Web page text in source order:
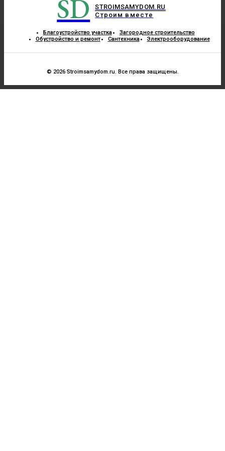
SD
STROIMSAMYDOM.RU
Строим вместе
Благоустройство участка
Загородное строительство
Обустройство и ремонт
Сантехника Электрооборудование
© 2026 Stroimsamydom.ru. Все права защищены.